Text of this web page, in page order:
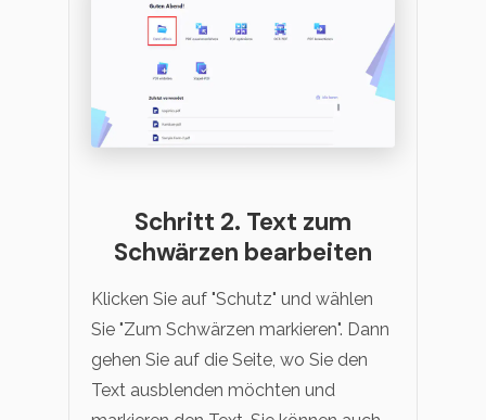
Schritt 2. Text zum
Schwärzen bearbeiten
Klicken Sie auf "Schutz" und wählen
Sie "Zum Schwärzen markieren". Dann
gehen Sie auf die Seite, wo Sie den
Text ausblenden möchten und